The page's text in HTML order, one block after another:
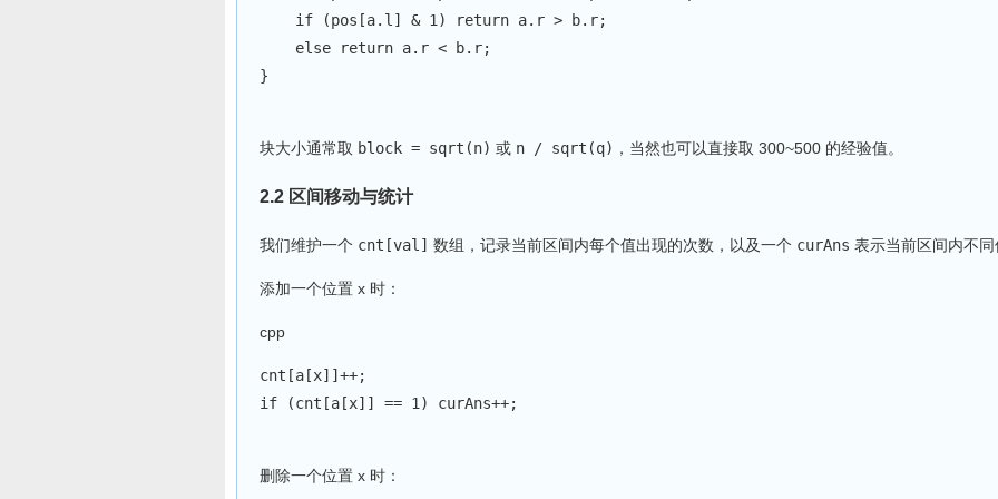
if
(pos [a. l ] & 1 ) return a. r > b. r;
else
return a. r < b. r;
}
块大小通常取 block = sqrt(n) 或 n / sqrt(q) ，当然也可以直接取 300~500 的经验值。
2.2 区间移动与统计
我们维护一个 cnt[val] 数组，记录当前区间内每个值出现的次数，以及一个 curAns 表示当前区间内不同
添加一个位置 x 时：
cpp
cnt [a [x] ] ++;
if
(cnt [a [x] ] == 1 ) curAns++;
删除一个位置 x 时：